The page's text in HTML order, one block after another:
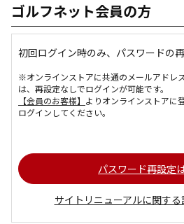
ゴルフネット会員の方
初回ログイン時のみ、パスワードの
※オンラインストアに共通のメールアドレ
は、再設定なしでログインが可能です。
【会員のお客様】 よりオンラインストアに
ログインしてください。
パスワード再設定
サイトリニューアルに関す